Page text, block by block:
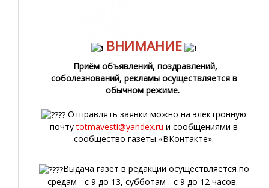
ВНИМАНИЕ
Приём объявлений, поздравлений,
соболезнований, рекламы осуществляется в
обычном режиме.
Отправлять заявки можно на электронную
почтуtotmavesti@yandex.ru и сообщениями в
сообщество газеты «ВКонтакте».
Выдача газет в редакции осуществляется по
средам - с 9 до 13, субботам - с 9 до 12 часов.